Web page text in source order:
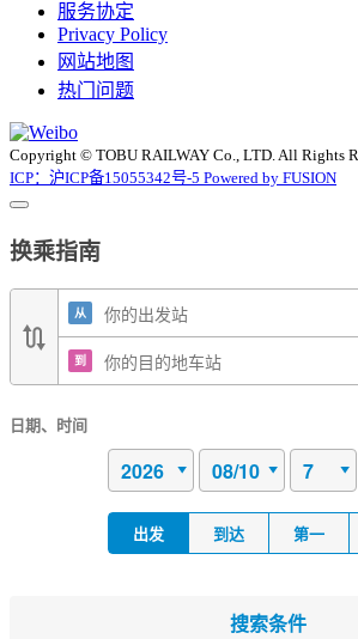
服务协定
Privacy Policy
网站地图
热门问题
Copyright © TOBU RAILWAY Co., LTD. All Rights
ICP：沪ICP备15055342号-5 Powered by FUSION
换乘指南
从
到
日期、时间
出发 到达 第一
搜索条件